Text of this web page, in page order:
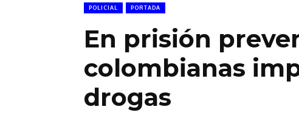
POLICIAL PORTADA
En prisión
colombianas
drogas